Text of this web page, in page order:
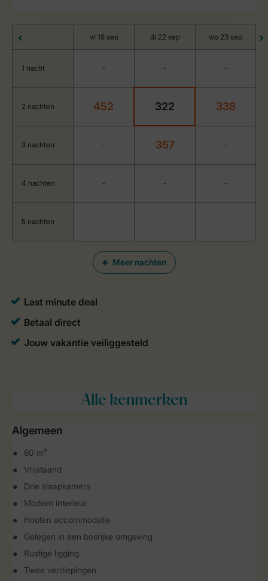
Meer nachten
vr 18 sep di 22 sep wo 23 sep
1 nacht - - -
2 nachten 452 322 338
3 nachten - 357 -
4 nachten - - -
5 nachten - - -
Alle kenmerken
Algemeen
60 m²
Vrijstaand
Drie slaapkamers
Modern interieur
Houten accommodatie
Gelegen in een bosrijke omgeving
Rustige ligging
Twee verdiepingen